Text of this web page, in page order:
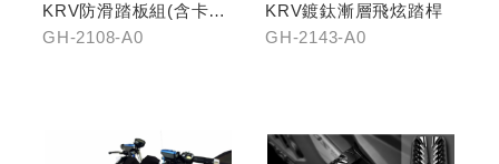
KRV防滑踏板組(含卡夢
飾片)
GH-2108-A0
KRV鍍鈦漸層飛炫踏桿
GH-2143-A0